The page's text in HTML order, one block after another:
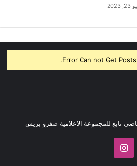
2023
Error Can not Get
تابع للمجموعة الاعلامية صفرو بريس
انستقرام